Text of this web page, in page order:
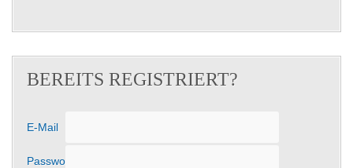
BEREITS REGISTRIERT?
E-Mail
Passwort